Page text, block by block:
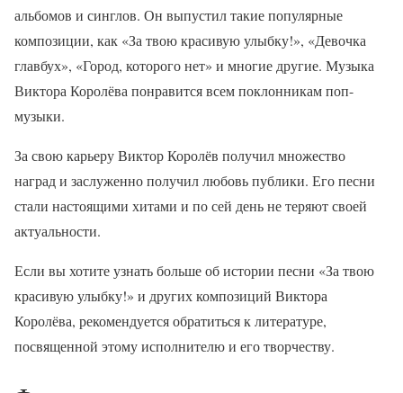
альбомов и синглов. Он выпустил такие популярные
композиции, как «За твою красивую улыбку!», «Девочка
главбух», «Город, которого нет» и многие другие. Музыка
Виктора Королёва понравится всем поклонникам поп-
музыки.
За свою карьеру Виктор Королёв получил множество
наград и заслуженно получил любовь публики. Его песни
стали настоящими хитами и по сей день не теряют своей
актуальности.
Если вы хотите узнать больше об истории песни «За твою
красивую улыбку!» и других композиций Виктора
Королёва, рекомендуется обратиться к литературе,
посвященной этому исполнителю и его творчеству.